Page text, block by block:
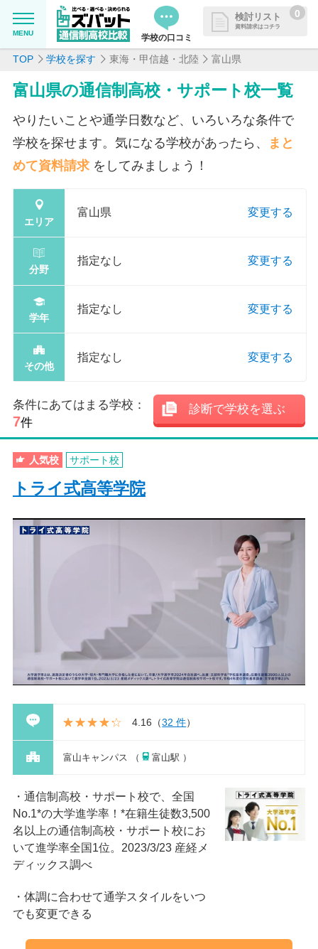
MENU 学校の口コミ
検討リスト
資料請求はコチラ
0
追加した学校を一覧で確認・まと
MENU
学校を探したい
通信制高校について知りたい
よくある質問
掲載を希望される学校様へ
TOP 学校を探す 東海・甲信越・北陸 富山県
富山県の通信制高校・サポート校一覧
やりたいことや通学日数など、いろいろな条件で
学校を探せます。気になる学校があったら、
まと
めて資料請求をしてみましょう！
エリア
富山県 変更する
分野
指定なし 変更する
学年
指定なし 変更する
その他
指定なし 変更する
条件にあてはまる学校：
7件
診断で学校を選ぶ
人気校 サポート校
トライ式高等学院
4.16 （32 件）
富山キャンパス （ 富山駅 ）
通信制高校・サポート校で、全国
No.1*の大学進学率！*在籍⽣徒数3,500
名以上の通信制⾼校・サポート校にお
いて進学率全国1位。2023/3/23 産経メ
ディックス調べ
体調に合わせて通学スタイルをいつ
でも変更できる